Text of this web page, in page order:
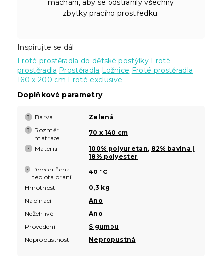
máchání, aby se odstranily všechny
zbytky pracího prostředku.
Inspirujte se dál
Froté prostěradla do dětské postýlky Froté
prostěradla Prostěradla Ložnice Froté prostěradla
160 x 200 cm Froté exclusive
Doplňkové parametry
? Barva Zelená
?
Rozměr
matrace
70 x 140 cm
? Materiál 100% polyuretan, 82% bavlna |
18% polyester
?
Doporučená
teplota praní
40 °C
Hmotnost
0,3 kg
Napínací
Ano
Nežehlivé
Ano
Provedení
S gumou
Nepropustnost
Nepropustná